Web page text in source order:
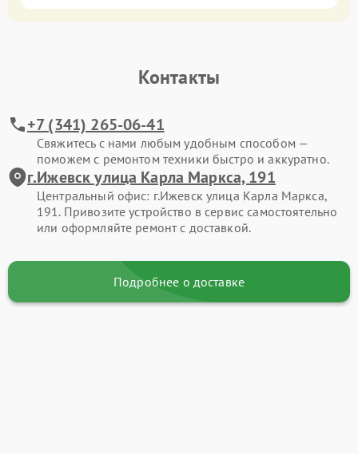
Контакты
+7 (341) 265-06-41
Свяжитесь с нами любым удобным способом —
поможем с ремонтом техники быстро и аккуратно.
г.Ижевск улица Карла Маркса, 191
Центральный офис: г.Ижевск улица Карла Маркса,
191. Привозите устройство в сервис самостоятельно
или оформляйте ремонт с доставкой.
Подробнее о доставке